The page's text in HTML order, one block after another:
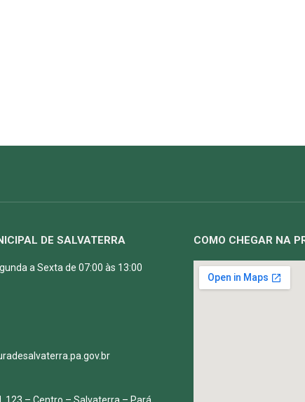
DE SALVATERRA
a Sexta de 07:00 às 13:00
COMO CHEGAR NA